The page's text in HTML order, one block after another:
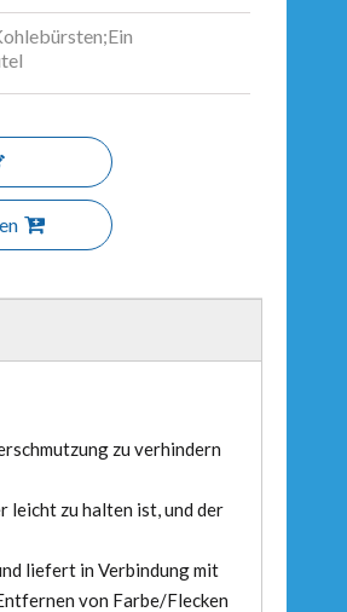
zu verhindern
zu halten ist, und der
liefert in Verbindung mit
von Farbe/Flecken